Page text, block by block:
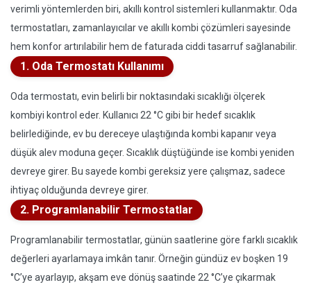
verimli yöntemlerden biri, akıllı kontrol sistemleri kullanmaktır. Oda
termostatları, zamanlayıcılar ve akıllı kombi çözümleri sayesinde
hem konfor artırılabilir hem de faturada ciddi tasarruf sağlanabilir.
1. Oda Termostatı Kullanımı
Oda termostatı, evin belirli bir noktasındaki sıcaklığı ölçerek
kombiyi kontrol eder. Kullanıcı 22 °C gibi bir hedef sıcaklık
belirlediğinde, ev bu dereceye ulaştığında kombi kapanır veya
düşük alev moduna geçer. Sıcaklık düştüğünde ise kombi yeniden
devreye girer. Bu sayede kombi gereksiz yere çalışmaz, sadece
ihtiyaç olduğunda devreye girer.
2. Programlanabilir Termostatlar
Programlanabilir termostatlar, günün saatlerine göre farklı sıcaklık
değerleri ayarlamaya imkân tanır. Örneğin gündüz ev boşken 19
°C’ye ayarlayıp, akşam eve dönüş saatinde 22 °C’ye çıkarmak